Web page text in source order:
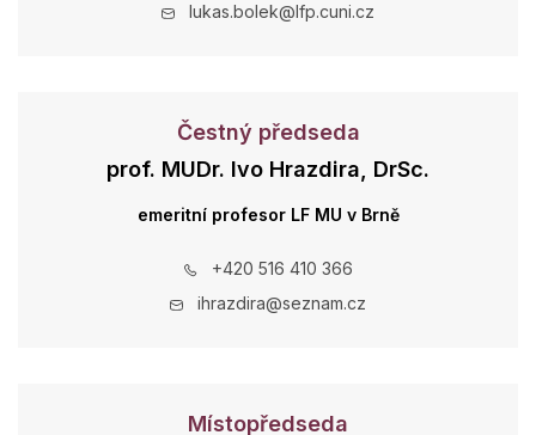
lukas.bolek@lfp.cuni.cz
Čestný předseda
prof. MUDr. Ivo Hrazdira, DrSc.
emeritní profesor LF MU v Brně
+420 516 410 366
ihrazdira@seznam.cz
Místopředseda